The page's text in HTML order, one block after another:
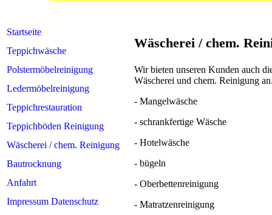
Wäscherei / chem.
Wir bieten unseren Kunden auch
Wäscherei und chem. Reinigung
- Mangelwäsche
- schrankfertige Wäsche
- Hotelwäsche
- bügeln
- Oberbettenreinigung
- Matratzenreinigung
Startseite
Teppichwäsche
Polstermöbelreinigung
Ledermöbelreinigung
Teppichrestauration
Teppichböden Reinigung
Wäscherei / chem. Reinigung
Bautrocknung
Anfahrt
Impressum Datenschutz